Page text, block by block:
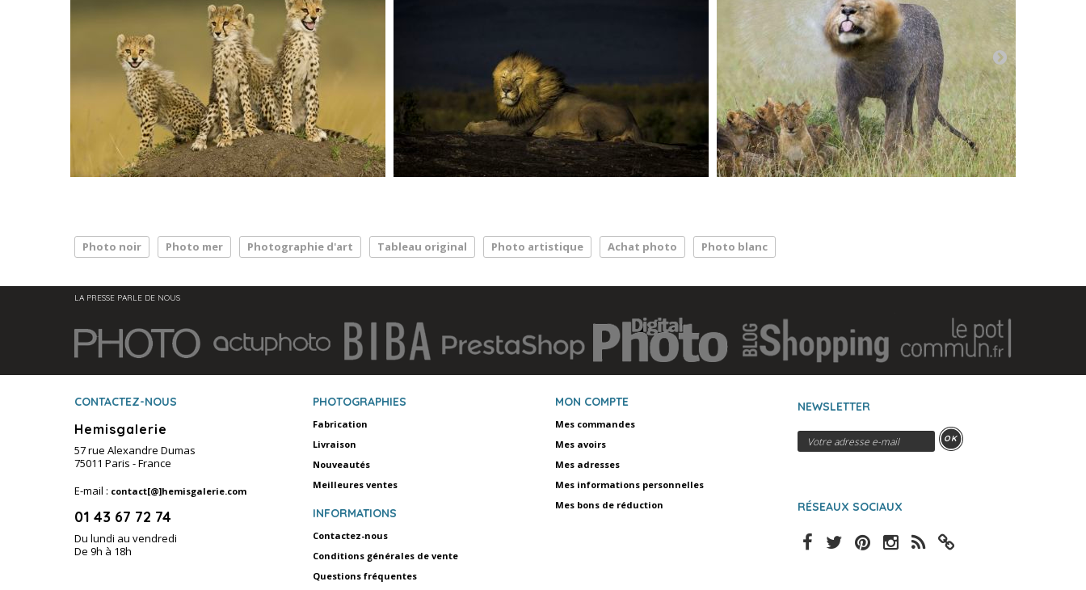
Photo noir Photo mer Photographie d'art Tableau original Photo artistique Achat photo Photo blanc
LA PRESSE PARLE DE NOUS
CONTACTEZ-NOUS
Hemisgalerie
57 rue Alexandre Dumas
75011 Paris - France
E-mail : contact[@]hemisgalerie.com
01 43 67 72 74
Du lundi au vendredi
De 9h à 18h
PHOTOGRAPHIES
Fabrication
Livraison
Nouveautés
Meilleures ventes
INFORMATIONS
Contactez-nous
Conditions générales de vente
Questions fréquentes
MON COMPTE
Mes commandes
Mes avoirs
Mes adresses
Mes informations personnelles
Mes bons de réduction
NEWSLETTER
OK
RÉSEAUX SOCIAUX